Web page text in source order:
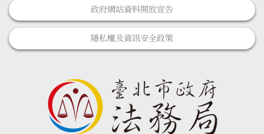
政府網站資料開放宣告
隱私權及資訊安全政策